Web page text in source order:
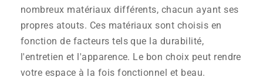
nombreux matériaux différents, chacun ayant ses
propres atouts. Ces matériaux sont choisis en
fonction de facteurs tels que la durabilité,
l'entretien et l'apparence. Le bon choix peut rendre
votre espace à la fois fonctionnel et beau.